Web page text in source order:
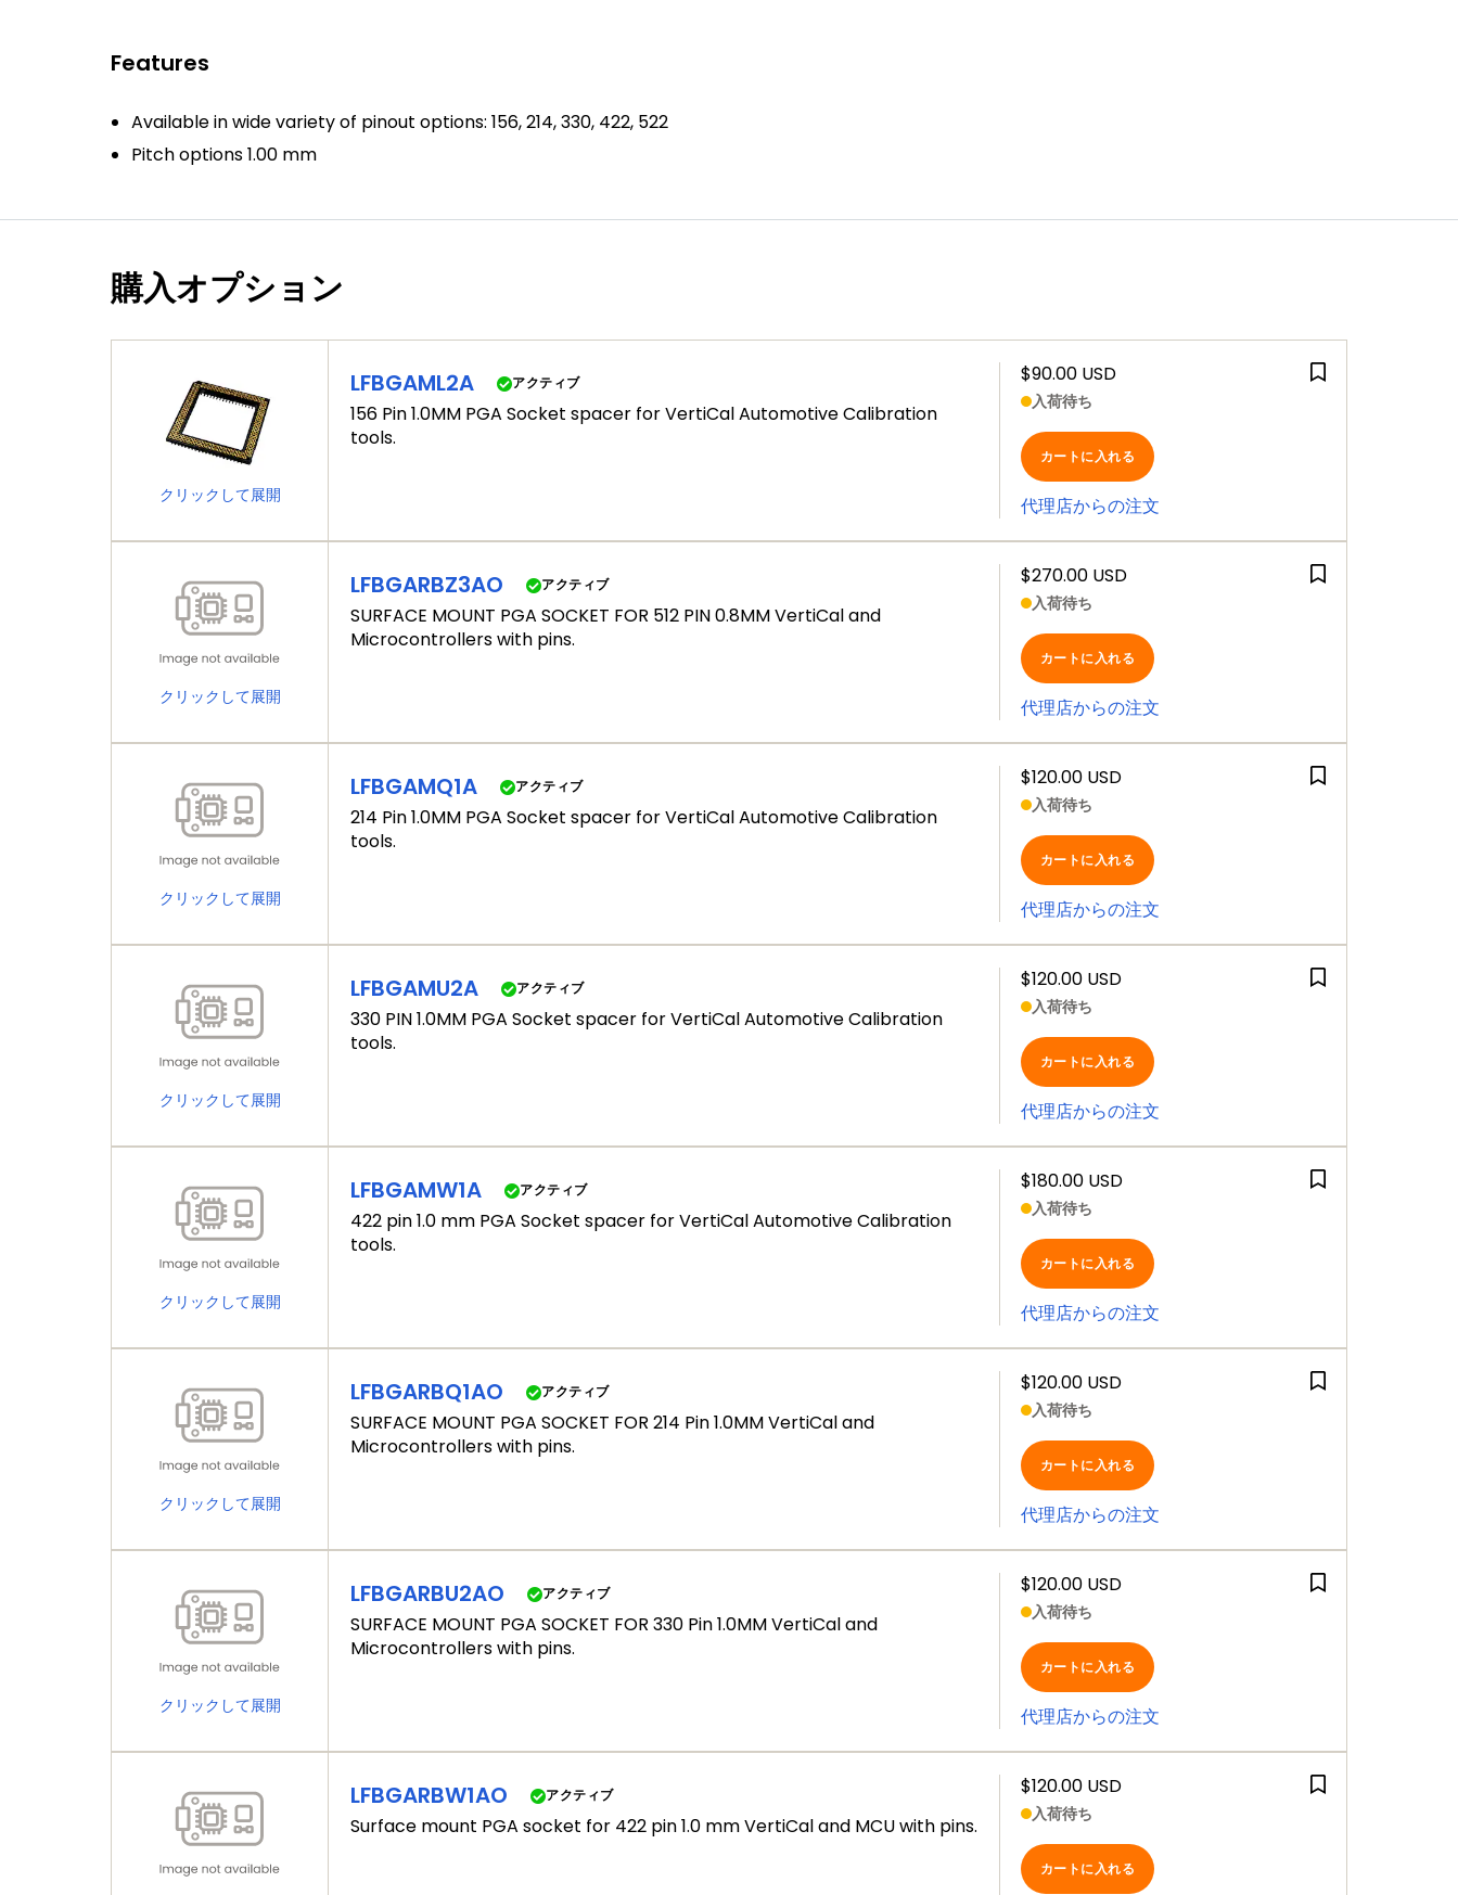
Features
Available in wide variety of pinout options: 156, 214, 330, 422, 522
Pitch options 1.00 mm
購入オプション
クリックして展開
LFBGAML2A アクティブ
156 Pin 1.0MM PGA Socket spacer for VertiCal Automotive Calibration
tools.
$90.00 USD
入荷待ち
カートに入れる
代理店からの注文
クリックして展開
LFBGARBZ3AO アクティブ
SURFACE MOUNT PGA SOCKET FOR 512 PIN 0.8MM VertiCal and
Microcontrollers with pins.
$270.00 USD
入荷待ち
カートに入れる
代理店からの注文
クリックして展開
LFBGAMQ1A アクティブ
214 Pin 1.0MM PGA Socket spacer for VertiCal Automotive Calibration
tools.
$120.00 USD
入荷待ち
カートに入れる
代理店からの注文
クリックして展開
LFBGAMU2A アクティブ
330 PIN 1.0MM PGA Socket spacer for VertiCal Automotive Calibration
tools.
$120.00 USD
入荷待ち
カートに入れる
代理店からの注文
クリックして展開
LFBGAMW1A アクティブ
422 pin 1.0 mm PGA Socket spacer for VertiCal Automotive Calibration
tools.
$180.00 USD
入荷待ち
カートに入れる
代理店からの注文
クリックして展開
LFBGARBQ1AO アクティブ
SURFACE MOUNT PGA SOCKET FOR 214 Pin 1.0MM VertiCal and
Microcontrollers with pins.
$120.00 USD
入荷待ち
カートに入れる
代理店からの注文
クリックして展開
LFBGARBU2AO アクティブ
SURFACE MOUNT PGA SOCKET FOR 330 Pin 1.0MM VertiCal and
Microcontrollers with pins.
$120.00 USD
入荷待ち
カートに入れる
代理店からの注文
LFBGARBW1AO アクティブ
Surface mount PGA socket for 422 pin 1.0 mm VertiCal and MCU with pins.
$120.00 USD
入荷待ち
カートに入れる